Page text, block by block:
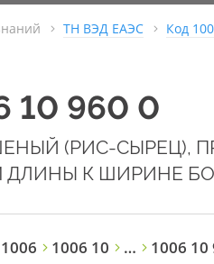
ТН ВЭД ЕАЭС Код
10 960 0
(РИС-СЫРЕЦ),
К ШИРИНЕ
1006 1006 10 … 1006 10